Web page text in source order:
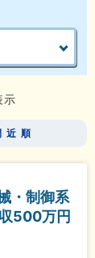
示
近順
・制御系
500万円